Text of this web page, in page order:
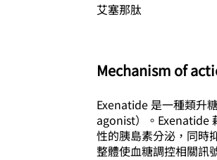
艾塞那肽
Mechanism of
Exenatide 是一種類升
agonist）。Exenatide
性的胰島素分泌，同時
整體使血糖調控相關訊